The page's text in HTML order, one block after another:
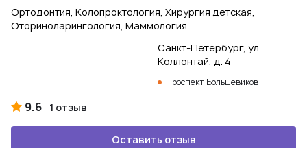
Ортодонтия, Колопроктология, Хирургия детская,
Оториноларингология, Маммология
Санкт-Петербург, ул.
Коллонтай, д. 4
Проспект Большевиков
9.6 1 отзыв
Оставить отзыв